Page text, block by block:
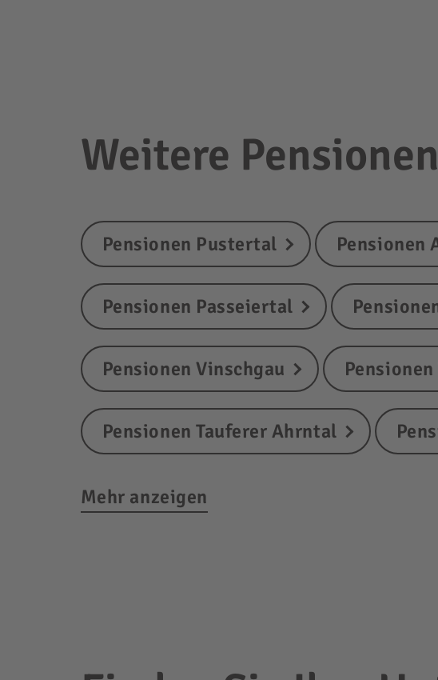
Weitere
Pensionen Pustertal Pensionen
Pensionen Passeiertal
Pensionen Vinschgau
Pensionen Tauferer Ahrntal
Mehr anzeigen